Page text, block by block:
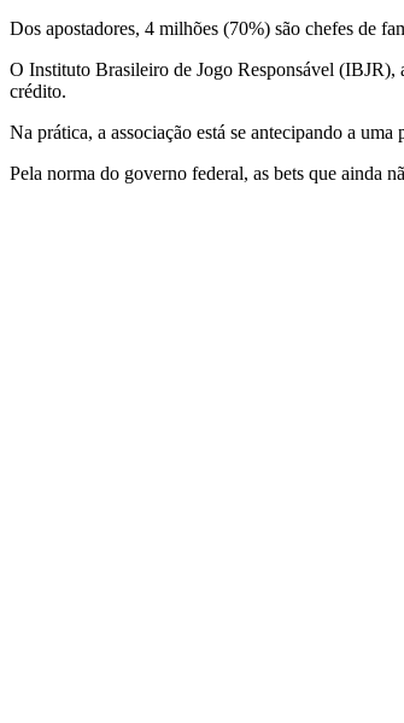
Dos apostadores, 4 milhões (70%) são chefes de
O Instituto Brasileiro de Jogo Responsável (IBJR),
crédito.
Na prática, a associação está se antecipando a
Pela norma do governo federal, as bets que ainda